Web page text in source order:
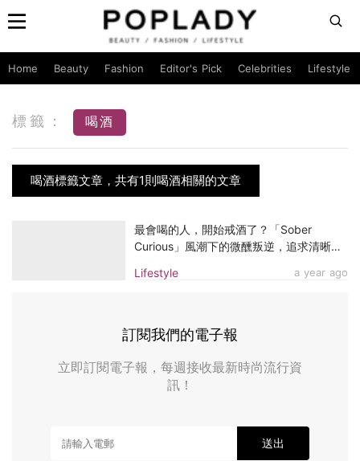
Home Beauty Fashion Editor's Pick Celebrities Lifestyle
標籤： 喝酒
喝酒標籤文章，共有1則喝酒相關的文章
Lifestyle a year ago
最會喝的人，開始戒酒了？「Sober
Curious」風潮下的微醺叛逆，追求清晰與
訂閱我們的電子報
立即訂閱電子報，每週接收最新時尚流行資
訊！
送出